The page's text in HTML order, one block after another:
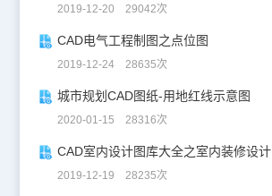
2019-12-20 29042次
CAD电气工程制图之点位图
2019-12-24 28635次
城市规划CAD图纸-用地红线示意图
2020-01-15 28316次
CAD室内设计图库大全之室内装修设计
2019-12-19 28235次